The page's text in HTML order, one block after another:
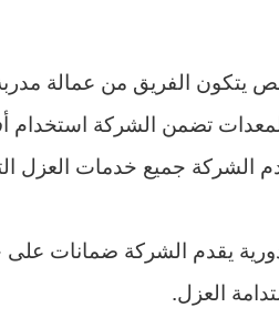
الفريق من عمالة
تضمن الشركة استخدام
الشركة جميع خدمات العزل
يقدم الشركة ضمانات على
العزل.